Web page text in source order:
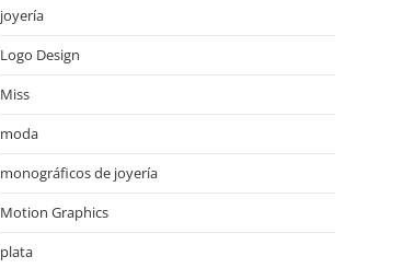
joyería
Logo Design
Miss
moda
monográficos de joyería
Motion Graphics
plata